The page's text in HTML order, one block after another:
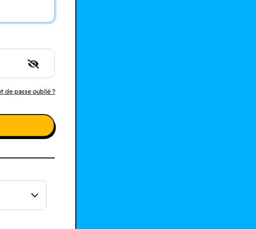
de passe oublié ?